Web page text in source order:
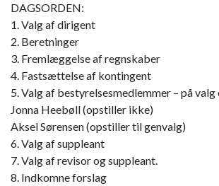
DAGSORDEN:
1. Valg af dirigent
2. Beretninger
3. Fremlæggelse af regnskaber
4. Fastsættelse af kontingent
5. Valg af bestyrelsesmedlemmer – på valg
Jonna Heebøll (opstiller ikke)
Aksel Sørensen (opstiller til genvalg)
6. Valg af suppleant
7. Valg af revisor og suppleant.
8. Indkomne forslag